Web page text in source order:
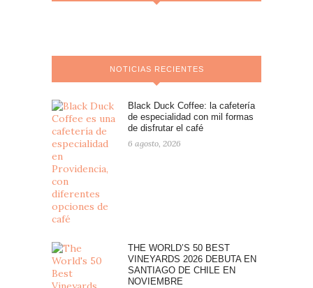
NOTICIAS RECIENTES
Black Duck Coffee: la cafetería
de especialidad con mil formas
de disfrutar el café
6 agosto, 2026
THE WORLD’S 50 BEST
VINEYARDS 2026 DEBUTA EN
SANTIAGO DE CHILE EN
NOVIEMBRE